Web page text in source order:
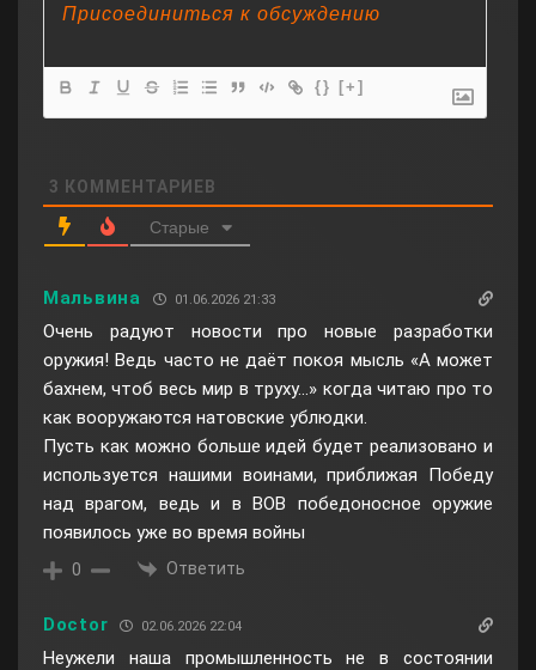
{} [+]
3 КОММЕНТАРИЕВ
Старые
Мальвина 01.06.2026 21:33
Очень радуют новости про новые разработки
оружия! Ведь часто не даёт покоя мысль «А может
бахнем, чтоб весь мир в труху…» когда читаю про то
как вооружаются натовские ублюдки.
Пусть как можно больше идей будет реализовано и
используется нашими воинами, приближая Победу
над врагом, ведь и в ВОВ победоносное оружие
появилось уже во время войны
0 Ответить
Doctor 02.06.2026 22:04
Неужели наша промышленность не в состоянии